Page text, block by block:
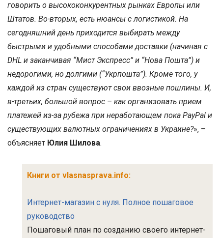
говорить о высококонкурентных рынках Европы или
Штатов. Во-вторых, есть нюансы с логистикой. На
сегодняшний день приходится выбирать между
быстрыми и удобными способами доставки (начиная с
DHL и заканчивая “Мист Экспресс” и “Нова Пошта”) и
недорогими, но долгими (“Укрпошта”). Кроме того, у
каждой из стран существуют свои ввозные пошлины. И,
в-третьих, большой вопрос – как организовать прием
платежей из-за рубежа при неработающем пока PayPal и
существующих валютных ограничениях в Украине?», –
объясняет Юлия Шилова.
Книги от vlasnasprava.info:
Интернет-магазин с нуля. Полное пошаговое
руководство
Пошаговый план по созданию своего интернет-